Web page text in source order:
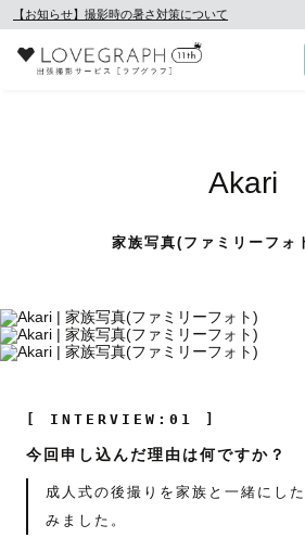
【お知らせ】撮影時の暑さ対策について
Akari
家族写真(ファミリーフォ
[ INTERVIEW:01 ]
今回申し込んだ理由は何ですか？
成人式の後撮りを家族と一緒にし
みました。